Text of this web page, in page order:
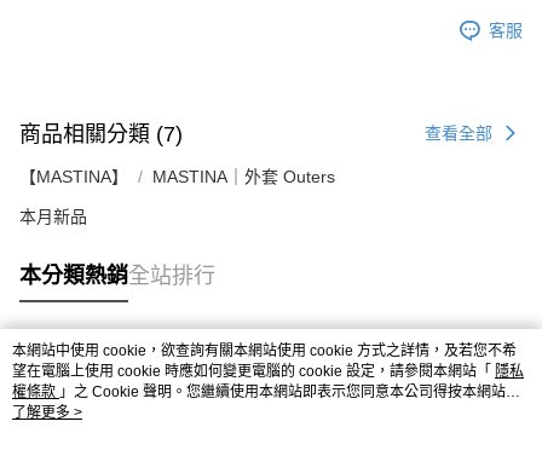
客服
商品相關分類 (7) 查看全部
【MASTINA】 MASTINA｜外套 Outers
本月新品
本分類熱銷全站排行
熱門標籤
本網站中使用 cookie，欲查詢有關本網站使用 cookie 方式之詳情，及若您不希
望在電腦上使用 cookie 時應如何變更電腦的 cookie 設定，請參閱本網站「 隱私
權條款 」之 Cookie 聲明。您繼續使用本網站即表示您同意本公司得按本網站使
用條款之 Cookie 聲明使用 cookie。
了解更多 >